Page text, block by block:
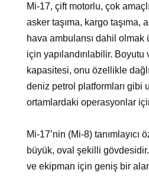
Mi-17, çift motorlu, çok
asker taşıma, kargo taşıma,
hava ambulansı dahil
için yapılandırılabilir. Boyutu
kapasitesi, onu özellikle
deniz petrol platformları gibi
ortamlardaki operasyonlar
Mi-17’nin (Mi-8) tanımlayıcı
büyük, oval şekilli
ve ekipman için geniş bir